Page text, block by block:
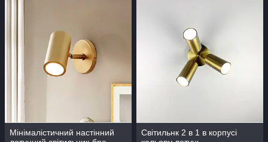
Мінімалістичний настінний
Світильнк 2 в 1 в корпусі